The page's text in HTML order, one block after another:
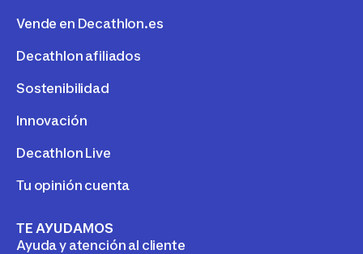
Vende en Decathlon.es
Decathlon afiliados
Sostenibilidad
Innovación
Decathlon Live
Tu opinión cuenta
TE AYUDAMOS
Ayuda y atención al cliente